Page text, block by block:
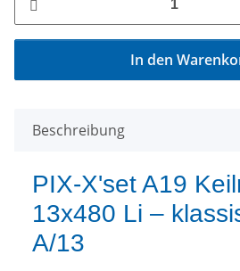
In den
Beschreibung
PIX-X'set A19
13x480 Li –
A/13